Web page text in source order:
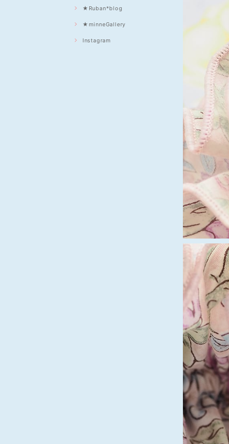
★Ruban*blog
★minneGallery
Instagram